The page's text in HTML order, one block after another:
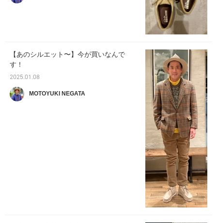
【あのシルエット〜】今が買いなんで
す！
2025.01.08
MOTOYUKI NEGATA